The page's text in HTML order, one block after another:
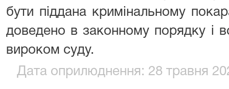
бути піддана кримінальному
доведено в законному порядку і
вироком суду.
Дата оприлюднення: 28 травня